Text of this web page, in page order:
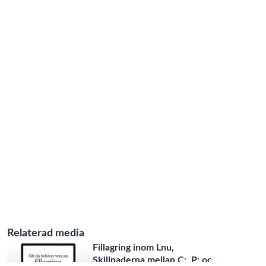
Relaterad media
Fillagring inom Lnu,
Skillnaderna mellan C:, P: oc